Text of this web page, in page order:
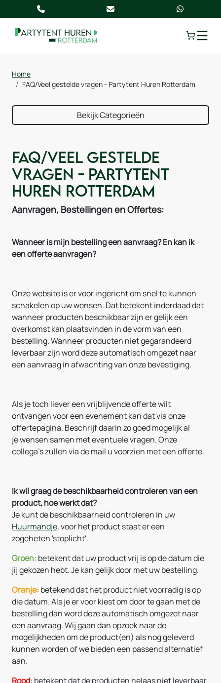
Home
FAQ/Veel gestelde vragen - Partytent Huren Rotterdam
Bekijk Categorieën
FAQ/Veel gestelde
vragen - Partytent
Huren Rotterdam
Aanvragen, Bestellingen en Offertes:
Wanneer is mijn bestelling een aanvraag? En kan ik
een offerte aanvragen?
Onze website is er voor ingericht om snel te kunnen
schakelen op uw wensen. Dat betekent inderdaad dat
wanneer producten beschikbaar zijn er gelijk een
overkomst kan plaatsvinden in de vorm van een
bestelling. Wanneer producten niet gegarandeerd
leverbaar zijn word deze automatisch omgezet naar
een aanvraag in afwachting van onze bevestiging.
Als je toch liever een vrijblijvende offerte wilt
ontvangen voor een evenement kan dat via onze
offertepagina. Beschrijf daarin zo goed mogelijk al
je wensen samen met eventuele vragen. Onze
collega's zullen via de mail u voorzien met een offerte.
Ik wil graag de beschikbaarheid controleren van een
product, hoe werkt dat?
Je kunt de beschikbaarheid controleren in uw
Huurmandje, voor het product staat er een
zogeheten 'stoplicht'.
Groen: betekent dat uw product vrij is op de datum die
jij gekozen hebt. Je kan gelijk door met uw bestelling.
Oranje: betekend dat het product niet voorradig is op
die datum. Als je er voor kiest om door te gaan met de
bestelling dan word deze automatisch omgezet naar
een aanvraag. Wij gaan dan opzoek naar de
mogelijkheden om de product(en) als nog geleverd
kunnen worden of we bieden een passend alternatief
aan.
Rood: betekent dat de producten helaas niet leverbaar